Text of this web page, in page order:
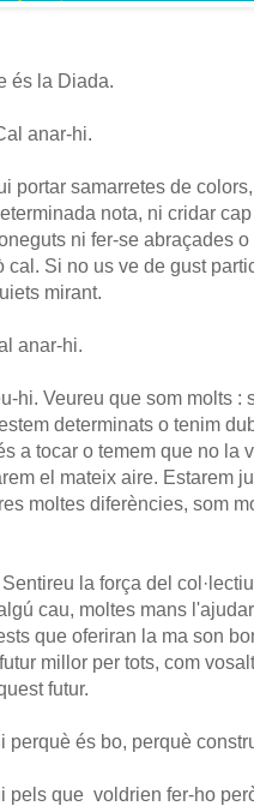
és la Diada.
anar-hi.
portar samarretes de
nota, ni cridar
ni fer-se abraçades
cal. Si no us ve de gust
mirant.
anar-hi.
hi. Veureu que som molts :
determinats o tenim
a tocar o temem que no la
el mateix aire. Estarem
moltes diferències, som
la força del
cau, moltes mans
que oferiran la ma son
millor per tots, com
futur.
perquè és bo, perquè
pels que voldrien fer-ho